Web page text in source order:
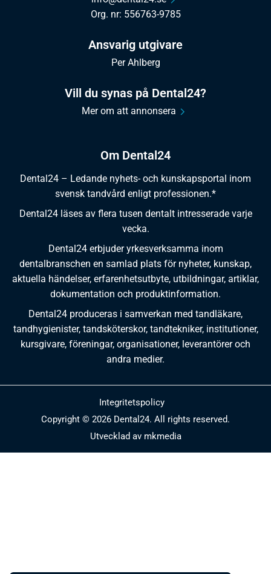
Om Dental24
Dental24 – Ledande nyhets- och kunskapsportal inom
svensk tandvård enligt professionen.*
Dental24 läses av flera tusen dentalt intresserade varje
vecka.
Dental24 erbjuder yrkesverksamma inom
dentalbranschen en samlad plats för nyheter, kunskap,
aktuella händelser, erfarenhetsutbyte, utbildningar, artiklar,
dokumentation och produktinformation.
Dental24 produceras i samverkan med tandläkare,
tandhygienister, tandsköterskor, tandtekniker, institutioner,
kursgivare, föreningar, organisationer, leverantörer och
andra medier.
Org. nr: 556763-9785
Ansvarig utgivare
Per Ahlberg
Vill du synas på Dental24?
Mer om att annonsera
Integritetspolicy
Copyright © 2026 Dental24. All rights reserved.
Utvecklad av mkmedia